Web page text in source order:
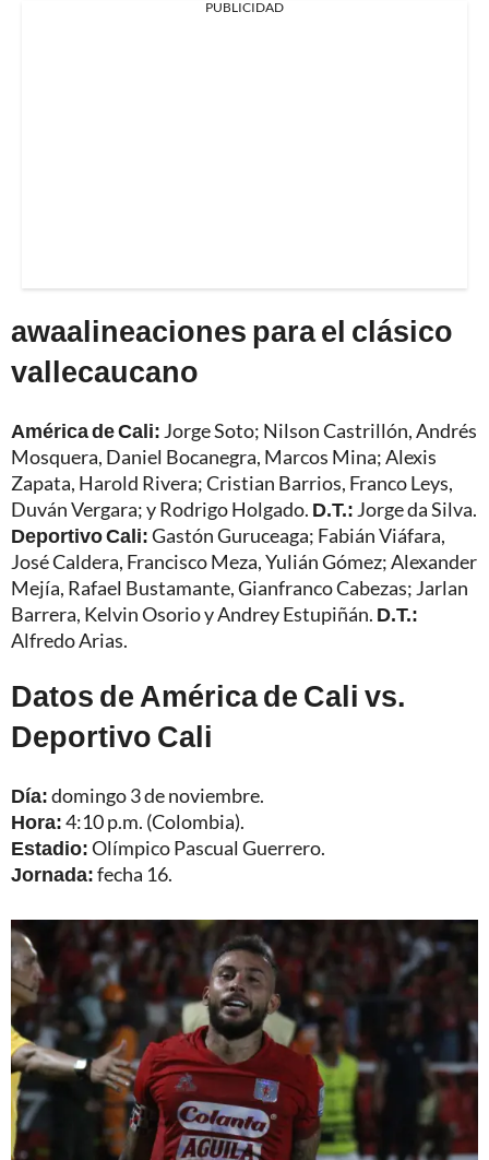
PUBLICIDAD
awaalineaciones para el clásico
vallecaucano
América de Cali: Jorge Soto; Nilson Castrillón, Andrés
Mosquera, Daniel Bocanegra, Marcos Mina; Alexis
Zapata, Harold Rivera; Cristian Barrios, Franco Leys,
Duván Vergara; y Rodrigo Holgado. D.T.: Jorge da Silva.
Deportivo Cali:Gastón Guruceaga; Fabián Viáfara,
José Caldera, Francisco Meza, Yulián Gómez; Alexander
Mejía, Rafael Bustamante, Gianfranco Cabezas; Jarlan
Barrera, Kelvin Osorio y Andrey Estupiñán. D.T.:
Alfredo Arias.
Datos de América de Cali vs.
Deportivo Cali
Día:domingo 3 de noviembre.
Hora:4:10 p.m. (Colombia).
Estadio:Olímpico Pascual Guerrero.
Jornada:fecha 16.